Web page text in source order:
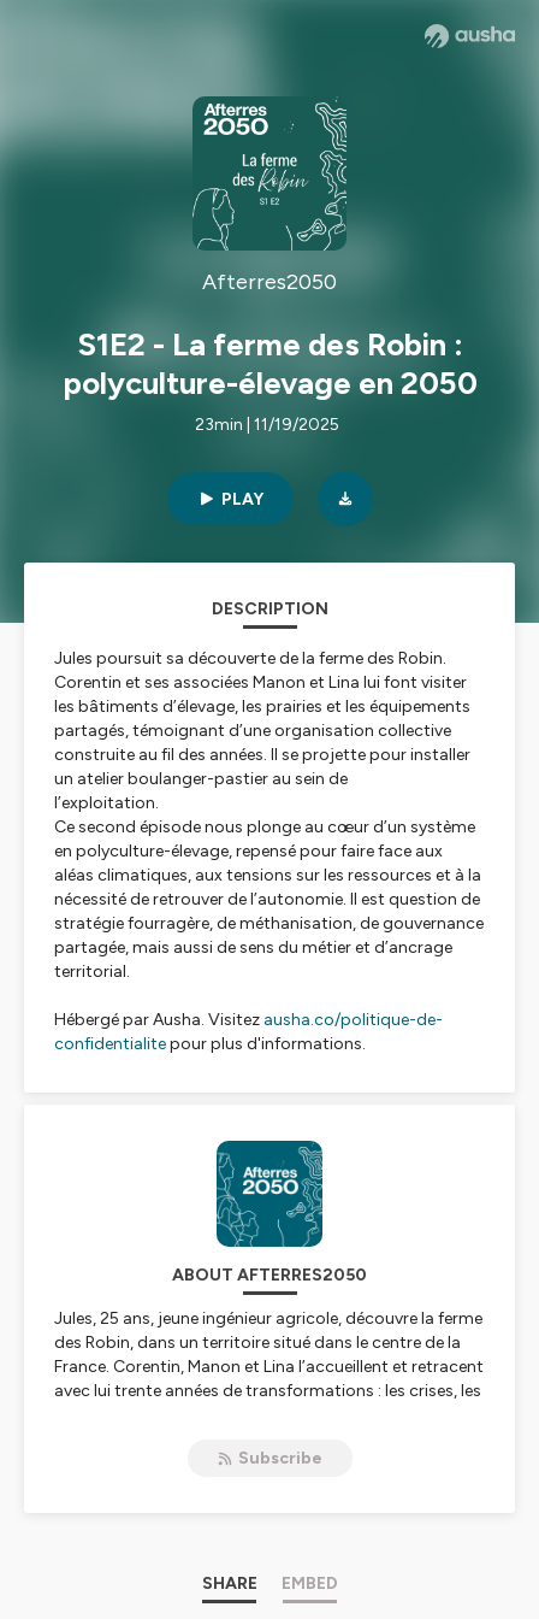
Afterres2050
S1E2 - La ferme des Robin :
polyculture-élevage en 2050
23min | 11/19/2025
PLAY
DESCRIPTION
Jules poursuit sa découverte de la ferme des Robin.
Corentin et ses associées Manon et Lina lui font visiter
les bâtiments d’élevage, les prairies et les équipements
partagés, témoignant d’une organisation collective
construite au fil des années. Il se projette pour installer
un atelier boulanger-pastier au sein de
l’exploitation.
Ce second épisode nous plonge au cœur d’un système
en polyculture-élevage, repensé pour faire face aux
aléas climatiques, aux tensions sur les ressources et à la
nécessité de retrouver de l’autonomie. Il est question de
stratégie fourragère, de méthanisation, de gouvernance
partagée, mais aussi de sens du métier et d’ancrage
territorial.
Hébergé par Ausha. Visitez ausha.co/politique-de-
confidentialitepour plus d'informations.
ABOUT AFTERRES2050
Jules, 25 ans, jeune ingénieur agricole, découvre la ferme
des Robin, dans un territoire situé dans le centre de la
France. Corentin, Manon et Lina l’accueillent et retracent
avec lui trente années de transformations : les crises, les
À travers trois épisodes, ce podcast retrace l’histoire
changement climatique, et sens du métier. Ces récits
donnent chair aux trajectoires de transition, en ancrant
Subscribe
SHARE EMBED